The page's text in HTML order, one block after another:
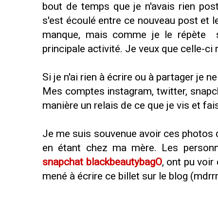
bout de temps que je n'avais rien
s'est écoulé entre ce nouveau post et
manque, mais comme je le répète
principale activité. Je veux que celle-
Si je n'ai rien à écrire ou à partager je
Mes comptes instagram, twitter,
manière un relais de ce que je vis et
Je me suis souvenue avoir ces
en étant chez ma mère. Les
snapchat blackbeautybagO, ont pu voir
mené à écrire ce billet sur le blog